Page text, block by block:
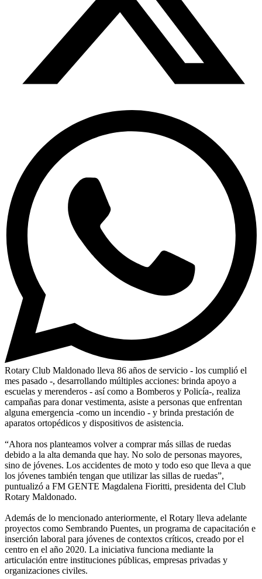
Rotary Club Maldonado lleva 86 años de servicio - los cumplió el
mes pasado -, desarrollando múltiples acciones: brinda apoyo a
escuelas y merenderos - así como a Bomberos y Policía-, realiza
campañas para donar vestimenta, asiste a personas que enfrentan
alguna emergencia -como un incendio - y brinda prestación de
aparatos ortopédicos y dispositivos de asistencia.
“Ahora nos planteamos volver a comprar más sillas de ruedas
debido a la alta demanda que hay. No solo de personas mayores,
sino de jóvenes. Los accidentes de moto y todo eso que lleva a que
los jóvenes también tengan que utilizar las sillas de ruedas”,
puntualizó a FM GENTE Magdalena Fioritti, presidenta del Club
Rotary Maldonado.
Además de lo mencionado anteriormente, el Rotary lleva adelante
proyectos como Sembrando Puentes, un programa de capacitación e
inserción laboral para jóvenes de contextos críticos, creado por el
centro en el año 2020. La iniciativa funciona mediante la
articulación entre instituciones públicas, empresas privadas y
organizaciones civiles.